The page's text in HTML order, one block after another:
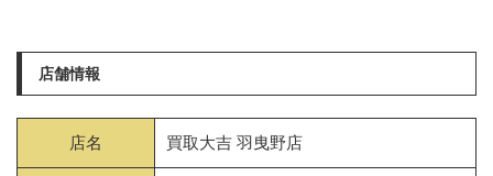
店舗情報
店名 買取大吉 羽曳野店